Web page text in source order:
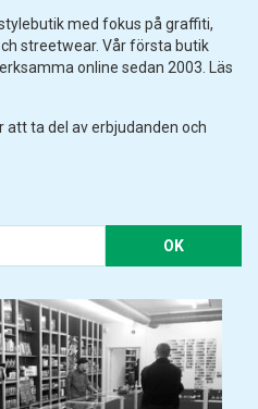
med fokus på graffiti,
streetwear. Vår första butik
online sedan 2003. Läs
att ta del av erbjudanden och
OK